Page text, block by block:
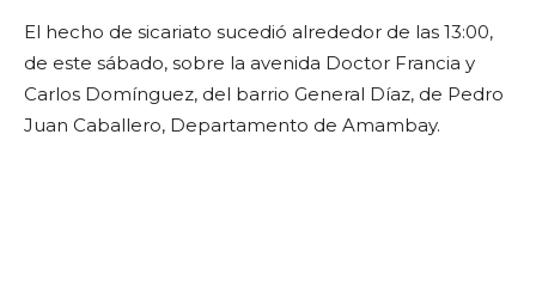
El hecho de sicariato sucedió alrededor de las 13:00,
de este sábado, sobre la avenida Doctor Francia y
Carlos Domínguez, del barrio General Díaz, de Pedro
Juan Caballero, Departamento de Amambay.